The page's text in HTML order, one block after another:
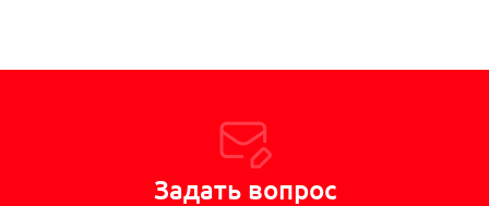
Задать вопрос